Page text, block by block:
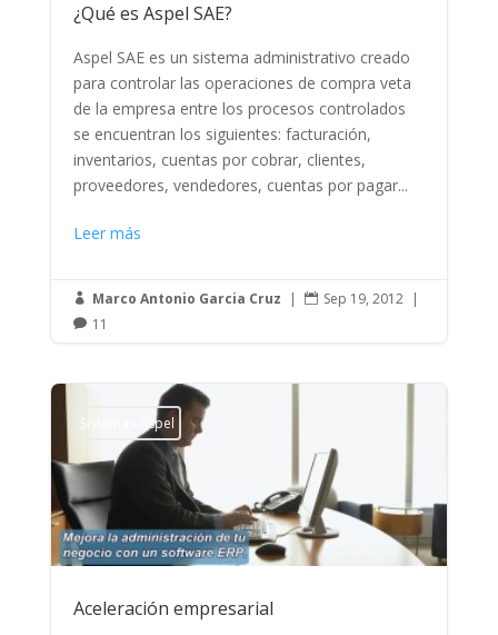
¿Qué es Aspel SAE?
Aspel SAE es un sistema administrativo creado
para controlar las operaciones de compra veta
de la empresa entre los procesos controlados
se encuentran los siguientes: facturación,
inventarios, cuentas por cobrar, clientes,
proveedores, vendedores, cuentas por pagar...
Leer más
 Marco Antonio Garcia Cruz |  Sep 19, 2012 |
 11
Sistemas Aspel
Aceleración empresarial